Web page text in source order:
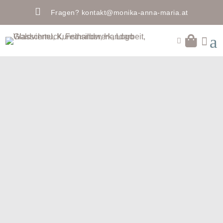
 Fragen? kontakt@monika-anna-maria.at
  a